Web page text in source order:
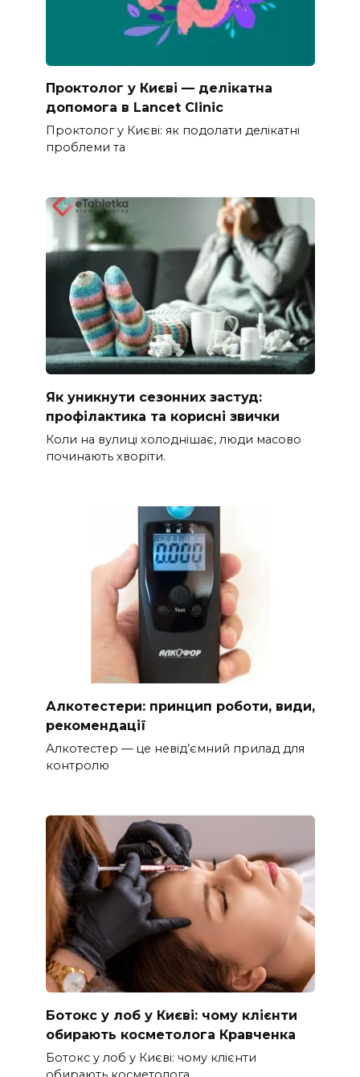
Проктолог у Києві — делікатна
допомога в Lancet Clinic
Проктолог у Києві: як подолати делікатні
проблеми та
Як уникнути сезонних застуд:
профілактика та корисні звички
Коли на вулиці холоднішає, люди масово
починають хворіти.
Алкотестери: принцип роботи, види,
рекомендації
Алкотестер — це невід’ємний прилад для
контролю
Ботокс у лоб у Києві: чому клієнти
обирають косметолога Кравченка
Ботокс у лоб у Києві: чому клієнти